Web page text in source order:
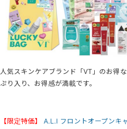
人気スキンケアブランド「VT」のお得
ぷり入り、お得感が満載です。
【限定特価】 A.L.I フロントオープンキ